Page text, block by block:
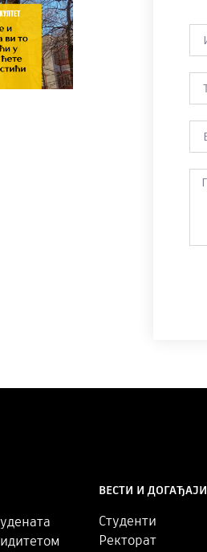
ВЕСТИ И ДОГАЂАЈИ
Студенти
Ректорат